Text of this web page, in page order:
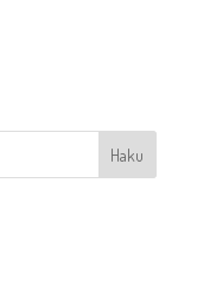
Haku